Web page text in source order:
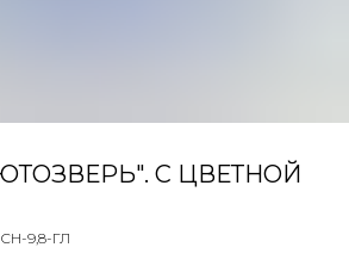
С ЦВЕТНОЙ
9,8-ГЛ